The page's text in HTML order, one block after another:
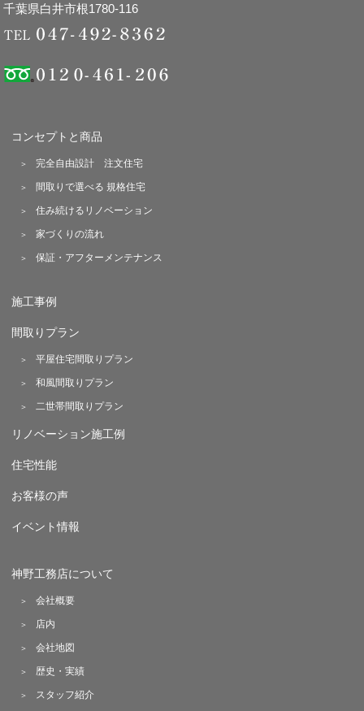
千葉県白井市根1780-116
コンセプトと商品
完全自由設計 注文住宅
間取りで選べる 規格住宅
住み続けるリノベーション
家づくりの流れ
保証・アフターメンテナンス
施工事例
間取りプラン
平屋住宅間取りプラン
和風間取りプラン
二世帯間取りプラン
リノベーション施工例
住宅性能
お客様の声
イベント情報
神野工務店について
会社概要
店内
会社地図
歴史・実績
スタッフ紹介